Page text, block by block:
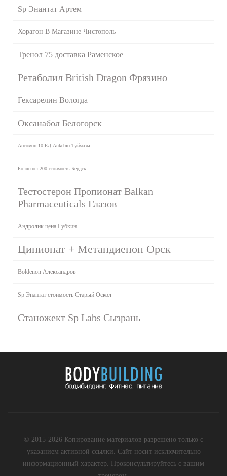
Sp Энантат Артем
Хорагон В Магазине Чистополь
Тренол 75 доставка Раменское
Ретаболил British Dragon Фрязино
Гексарелин Вологда
Оксанабол Белогорск
Ансомон 10 ЕД Ankebio Туймазы
Болденол 200 стоимость Бердск
Тестостерон Пропионат Balkan
Pharmaceuticals Глазов
Андролик цена Губкин
Ципионат + Метандиенон Орск
Boldenon Александров
Sp Энантат стоимость Старый Оскол
Станожект Sp Labs Сызрань
© 2015-2026 Копирование материалов разрешено только с
указанием активной ссылки. Сайт носит исключительно
информационный характер. Проконсультируйтесь с вашим